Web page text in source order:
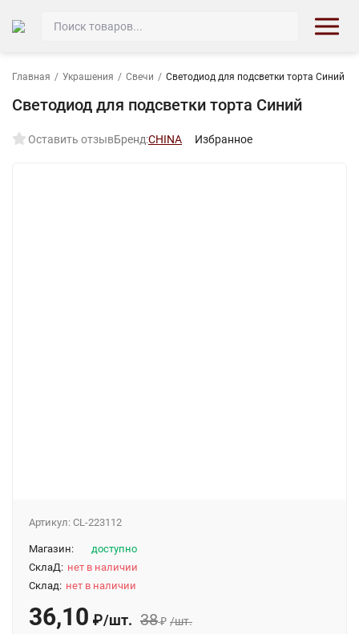
Главная / Украшения / Свечи / Светодиод для подсветки торта Синий
Светодиод для подсветки торта Синий
Оставить отзывБренд:CHINA Избранное
Артикул: CL-223112
Магазин:
доступно
СклаД: нет в наличии
Склад: нет в наличии
36,10 ₽/шт. 38₽ /шт.